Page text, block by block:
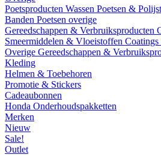
Poetsproducten Wassen Poetsen &
Banden Poetsen overige
Gereedschappen & Verbruiksproducten
Smeermiddelen & Vloeistoffen Coatings
Overige Gereedschappen &
Kleding
Helmen & Toebehoren
Promotie & Stickers
Cadeaubonnen
Honda Onderhoudspakketten
Merken
Nieuw
Sale!
Outlet